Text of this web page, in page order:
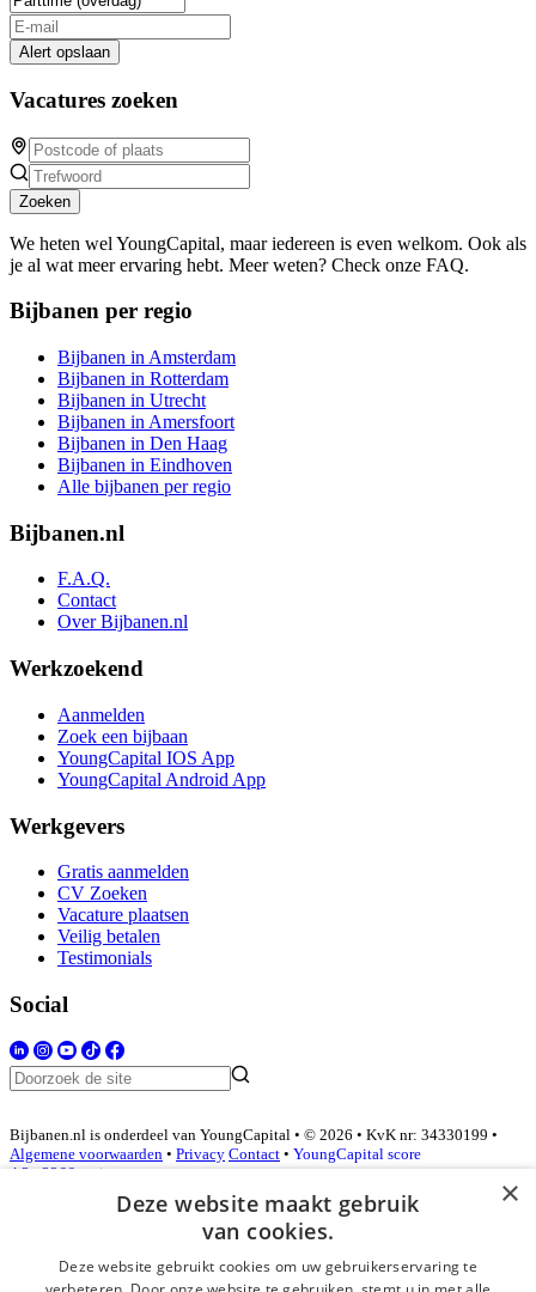
Alert opslaan
Vacatures zoeken
Zoeken
We heten wel YoungCapital, maar iedereen is even welkom. Ook als
je al wat meer ervaring hebt. Meer weten? Check onze FAQ.
Bijbanen per regio
Bijbanen in Amsterdam
Bijbanen in Rotterdam
Bijbanen in Utrecht
Bijbanen in Amersfoort
Bijbanen in Den Haag
Bijbanen in Eindhoven
Alle bijbanen per regio
Bijbanen.nl
F.A.Q.
Contact
Over Bijbanen.nl
Werkzoekend
Aanmelden
Zoek een bijbaan
YoungCapital IOS App
YoungCapital Android App
Werkgevers
Gratis aanmelden
CV Zoeken
Vacature plaatsen
Veilig betalen
Testimonials
Social
Bijbanen.nl is onderdeel van YoungCapital • © 2026 • KvK nr: 34330199 •
Algemene voorwaarden • Privacy Contact • YoungCapital score
4.3 - 3366 reviews
Inloggen als bedrijf
×
Deze website maakt gebruik
van cookies.
Deze website gebruikt cookies om uw gebruikerservaring te